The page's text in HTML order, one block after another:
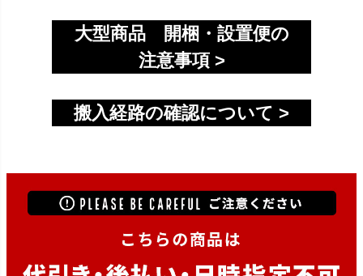
大型商品 開梱・設置便の
注意事項 >
搬入経路の確認について >